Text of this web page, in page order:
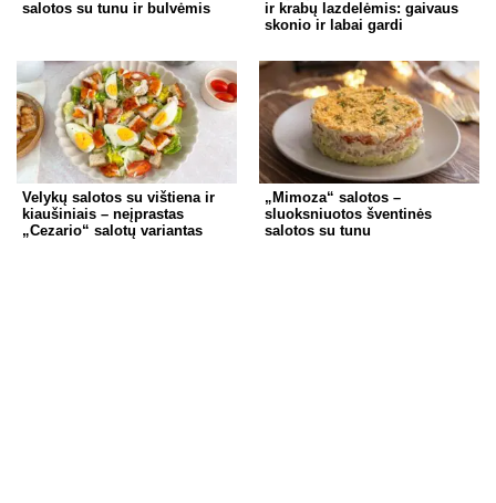
salotos su tunu ir bulvėmis
ir krabų lazdelėmis: gaivaus
skonio ir labai gardi
Velykų salotos su vištiena ir
kiaušiniais – neįprastas
„Cezario“ salotų variantas
„Mimoza“ salotos –
sluoksniuotos šventinės
salotos su tunu